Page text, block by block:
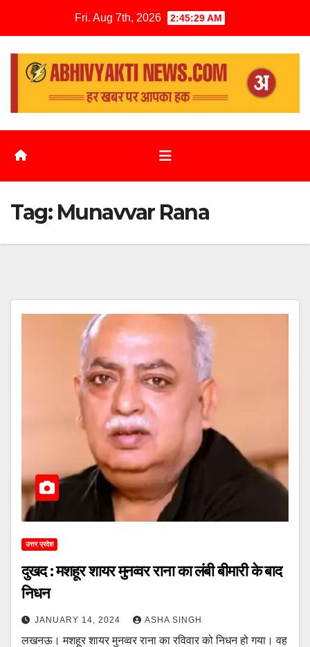
Fri. Aug 7th, 2026 2:45:30 AM
Tag: Munavvar Rana
उत्तर प्रदेश
दुखद : मशहूर शायर मुनव्वर राना का लंबी बीमारी के बाद
निधन
JANUARY 14, 2024 ASHA SINGH
लखनऊ। मशहूर शायर मुनव्वर राना का रविवार को निधन हो गया। वह